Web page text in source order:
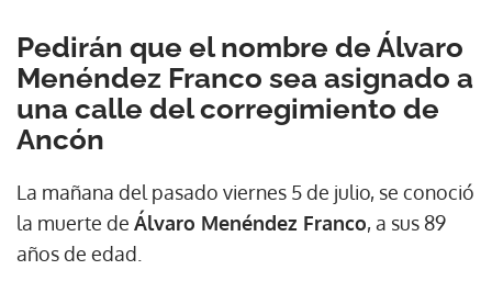
Pedirán que el nombre de Álvaro
Menéndez Franco sea asignado a
una calle del corregimiento de
Ancón
La mañana del pasado viernes 5 de julio, se conoció
la muerte de Álvaro Menéndez Franco, a sus 89
años de edad.